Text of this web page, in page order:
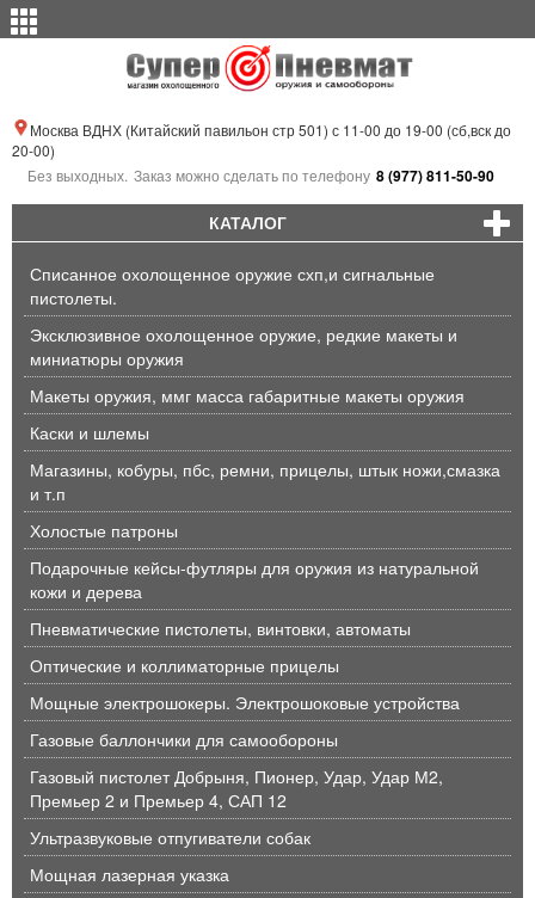
Москва ВДНХ (Китайский павильон стр 501) с 11-00 до 19-00 (сб,вск до
20-00)
Без выходных. Заказ можно сделать по телефону 8 (977) 811-50-90
КАТАЛОГ
Списанное охолощенное оружие схп,и сигнальные
пистолеты.
Эксклюзивное охолощенное оружие, редкие макеты и
миниатюры оружия
Макеты оружия, ммг масса габаритные макеты оружия
Каски и шлемы
Магазины, кобуры, пбс, ремни, прицелы, штык ножи,смазка
и т.п
Холостые патроны
Подарочные кейсы-футляры для оружия из натуральной
кожи и дерева
Пневматические пистолеты, винтовки, автоматы
Оптические и коллиматорные прицелы
Мощные электрошокеры. Электрошоковые устройства
Газовые баллончики для самообороны
Газовый пистолет Добрыня, Пионер, Удар, Удар М2,
Премьер 2 и Премьер 4, САП 12
Ультразвуковые отпугиватели собак
Мощная лазерная указка